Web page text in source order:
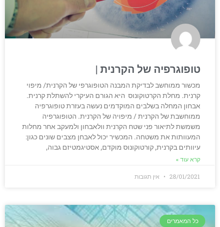
טופוגרפיה של הקרנית
מכשור ממוחשב לבדיקת המבנה הטופוגרפי של הקרנית/ מיפוי
קרנית. מחלת הקרטוקונוס היא הגורם העיקרי להשתלת קרנית.
אבחון המחלה בשלבים המוקדמים נעשה בעזרת טופוגרפיה
ממוחשבת של הקרנית / מיפויה של הקרנית. הטופוגרפיה
משמשת לתיאור פני שטח הקרנית וולאבחון ולמעקב אחר מחלות
המעוותות את משטחה. המכשיר יכול לאבחן מצבים שונים כגון:
עיוותים בקרנית, קורטוקונוס מוקדם, אסטיגמטיזם גבוה,
קרא עוד »
28/01/2021 אין תגובות
כל המאמרים